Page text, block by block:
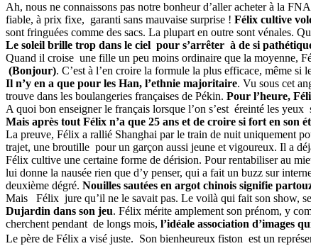
Ah, nous ne connaissons pas notre bonheur d’aller acheter à la
fiable, à prix fixe, garanti sans mauvaise surprise ! Félix cultive
sont fringuées comme des sacs. La plupart en outre sont vénales.
Le soleil brille trop dans le ciel pour s’arrêter à de si
Quand il croise une fille un peu moins ordinaire que la moyenne,
(Bonjour). C’est à l’en croire la formule la plus efficace, même si
Il n’y en a que pour les Han, l’ethnie majoritaire. Vu sous cet
trouve dans les boulangeries françaises de Pékin. Pour l’heure,
A quoi bon enseigner le français lorsque l’on s’est éreinté les yeux
Mais après tout Félix n’a que 25 ans et de croire si fort en
La preuve, Félix a rallié Shanghai par le train de nuit uniquement
trajet, une broutille pour un garçon aussi jeune et vigoureux. Il a
Félix cultive une certaine forme de dérision. Pour rentabiliser au
lui donne la nausée rien que d’y penser, qui a fait un buzz sur
deuxième dégré. Nouilles sautées en argot chinois signifie
Mais Félix jure qu’il ne le savait pas. Le voilà qui fait son show,
Dujardin dans son jeu. Félix mérite amplement son prénom, y
cherchent pendant de longs mois, l’idéale association d’images
Le père de Félix a visé juste. Son bienheureux fiston est un